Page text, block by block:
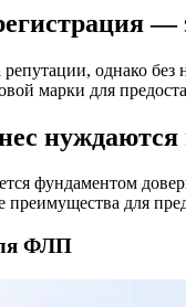
—
однако
марки для
нуждаются
фундаментом
преимущества для
ФЛП